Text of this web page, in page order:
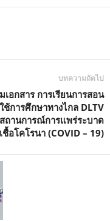
บทความถัดไป
เอกสาร การเรียนการสอน
ช้การศึกษาทางไกล DLTV
ถานการณ์การแพร่ระบาด
ชื้อโคโรนา (COVID – 19)